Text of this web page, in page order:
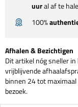
uural af te
100%
Afhalen & Bezichtigen
Dit artikel nóg sneller in
vrijblijvende
binnen 24 tot
bezoek.